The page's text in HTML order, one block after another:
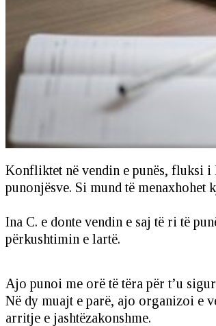
Konfliktet në vendin e punës, fluksi i
punonjësve. Si mund të menaxhohet
Ina C. e donte vendin e saj të ri të
përkushtimin e lartë.
Ajo punoi me orë të tëra për t’u
Në dy muajt e parë, ajo organizoi e
arritje e jashtëzakonshme.